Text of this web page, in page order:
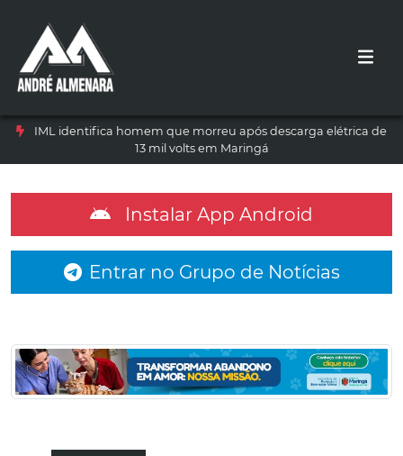
IML identifica homem que morreu após descarga elétrica de
13 mil volts em Maringá
Instalar App Android
Entrar no Grupo de Notícias